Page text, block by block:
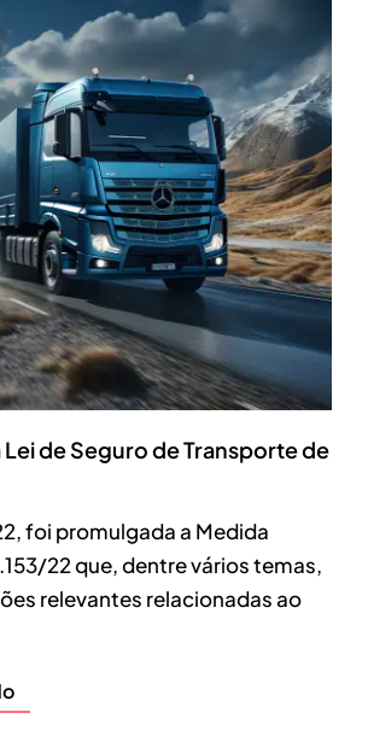
de Seguro de Transporte de
foi promulgada a Medida
22 que, dentre vários temas,
relevantes relacionadas ao